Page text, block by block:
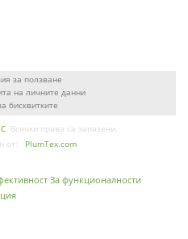
за ползване
на личните данни
бисквитките
. Всички права са запазени.
от:
PlumTex.com
За функционалности